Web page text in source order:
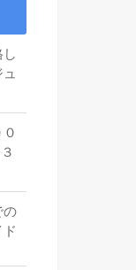
の